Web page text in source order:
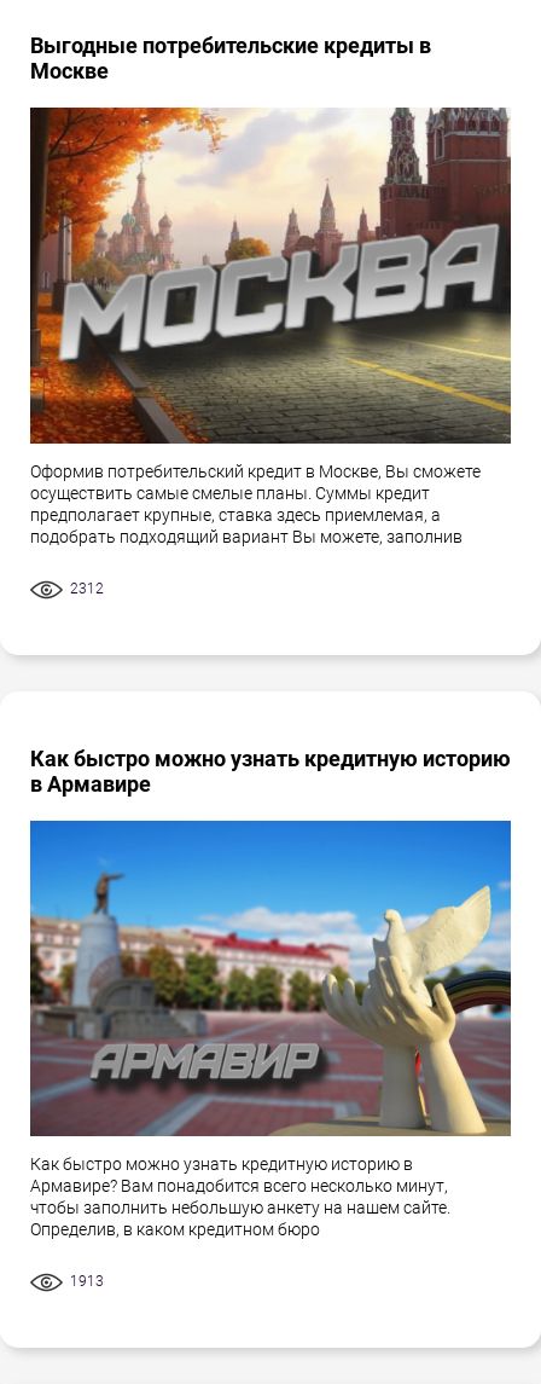
Выгодные потребительские кредиты в
Москве
Оформив потребительский кредит в Москве, Вы сможете
осуществить самые смелые планы. Суммы кредит
предполагает крупные, ставка здесь приемлемая, а
подобрать подходящий вариант Вы можете, заполнив
2312
Как быстро можно узнать кредитную историю
в Армавире
Как быстро можно узнать кредитную историю в
Армавире? Вам понадобится всего несколько минут,
чтобы заполнить небольшую анкету на нашем сайте.
Определив, в каком кредитном бюро
1913